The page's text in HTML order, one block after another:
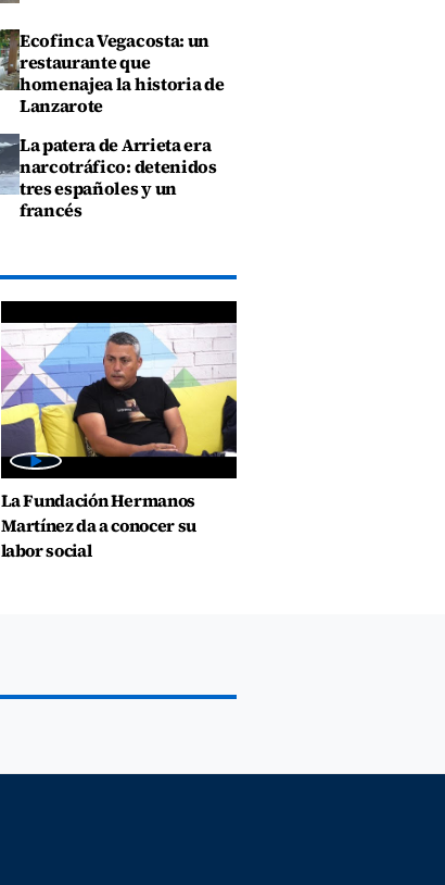
Ecofinca Vegacosta: un
restaurante que
homenajea la historia de
Lanzarote
La patera de Arrieta era
narcotráfico: detenidos
tres españoles y un
francés
La Fundación Hermanos
Martínez da a conocer su
labor social